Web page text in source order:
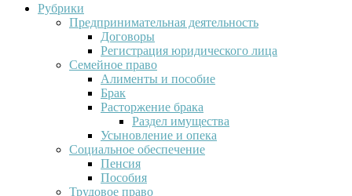
Рубрики
Предпринимательная деятельность
Договоры
Регистрация юридического лица
Семейное право
Алименты и пособие
Брак
Расторжение брака
Раздел имущества
Усыновление и опека
Социальное обеспечение
Пенсия
Пособия
Трудовое право